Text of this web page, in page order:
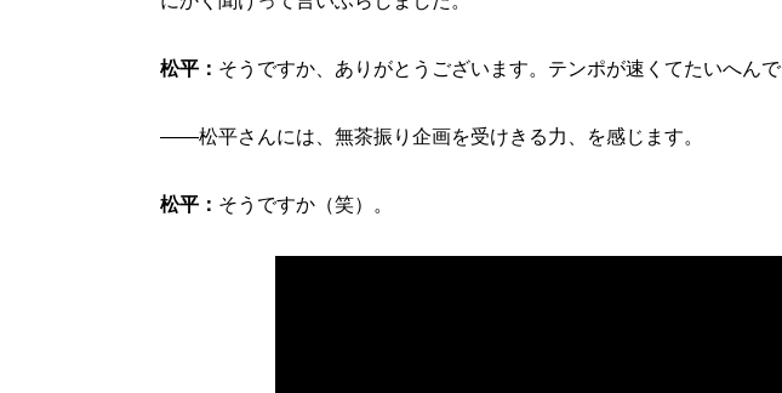
松平： そうですか、ありがとうございます。テンポが速くてたいへんで
――松平さんには、無茶振り企画を受けきる力、を感じます。
松平： そうですか（笑）。